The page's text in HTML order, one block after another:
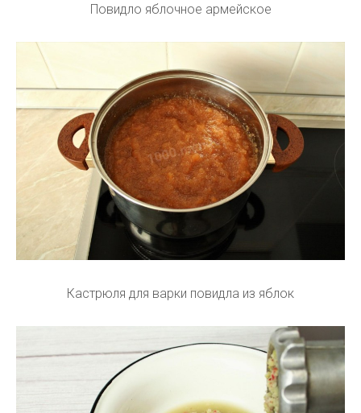
Повидло яблочное армейское
Кастрюля для варки повидла из яблок